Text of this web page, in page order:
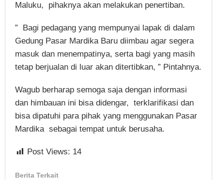
Maluku, pihaknya akan melakukan penertiban.
” Bagi pedagang yang mempunyai lapak di dalam
Gedung Pasar Mardika Baru diimbau agar segera
masuk dan menempatinya, serta bagi yang masih
tetap berjualan di luar akan ditertibkan, ” Pintahnya.
Wagub berharap semoga saja dengan informasi
dan himbauan ini bisa didengar, terklarifikasi dan
bisa dipatuhi para pihak yang menggunakan Pasar
Mardika sebagai tempat untuk berusaha.
Post Views: 14
Berita Terkait